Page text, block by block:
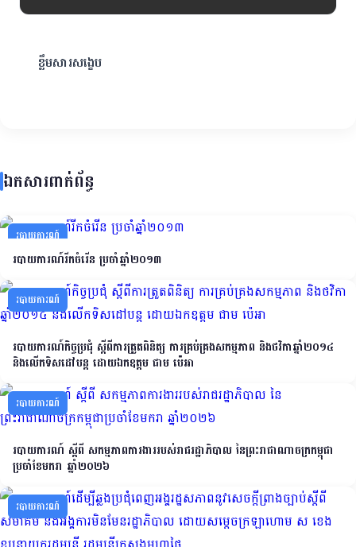
ខ្លឹមសារសង្ខេប
ឯកសារពាក់ព័ន្ធ
របាយការណ៍
របាយការណ៍រីកចំរើន ប្រចាំឆ្នាំ២០១៣
របាយការណ៍
របាយការណ៍កិច្ចប្រជុំ ស្តីពីការត្រួតពិនិត្យ ការគ្រប់គ្រងសកម្មភាព និងថវិកាឆ្នាំ២០១៤
និងលើកទិសដៅបន្ត ដោយឯកឧត្តម ជាម ប៉េអា
របាយការណ៍
របាយការណ៍ ស្ដីពី សកម្មភាពការងាររបស់រាជរដ្ឋាភិបាល នៃព្រះរាជាណាចក្រកម្ពុជា
ប្រចាំខែមករា ឆ្នាំ២០២៦
របាយការណ៍